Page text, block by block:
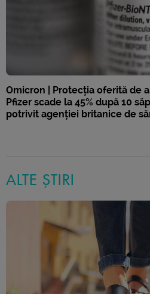
Omicron | Protecția oferită de
Pfizer scade la 45% după 10
potrivit agenției britanice de
ALTE ȘTIRI